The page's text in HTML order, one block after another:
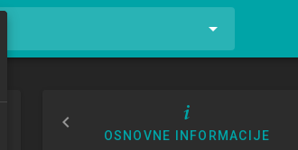
OSNOVNE INFORMACIJE